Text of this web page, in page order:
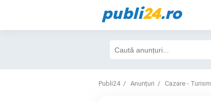
publi24.ro
Publi24 Anunțuri Cazare - Turism